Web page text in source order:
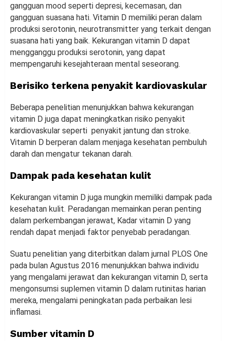
gangguan mood seperti depresi, kecemasan, dan
gangguan suasana hati. Vitamin D memiliki peran dalam
produksi serotonin, neurotransmitter yang terkait dengan
suasana hati yang baik. Kekurangan vitamin D dapat
mengganggu produksi serotonin, yang dapat
mempengaruhi kesejahteraan mental seseorang.
Berisiko terkena penyakit kardiovaskular
Beberapa penelitian menunjukkan bahwa kekurangan
vitamin D juga dapat meningkatkan risiko penyakit
kardiovaskular seperti penyakit jantung dan stroke.
Vitamin D berperan dalam menjaga kesehatan pembuluh
darah dan mengatur tekanan darah.
Dampak pada kesehatan kulit
Kekurangan vitamin D juga mungkin memiliki dampak pada
kesehatan kulit. Peradangan memainkan peran penting
dalam perkembangan jerawat, Kadar vitamin D yang
rendah dapat menjadi faktor penyebab peradangan.
Suatu penelitian yang diterbitkan dalam jurnal PLOS One
pada bulan Agustus 2016 menunjukkan bahwa individu
yang mengalami jerawat dan kekurangan vitamin D, serta
mengonsumsi suplemen vitamin D dalam rutinitas harian
mereka, mengalami peningkatan pada perbaikan lesi
inflamasi.
Sumber vitamin D